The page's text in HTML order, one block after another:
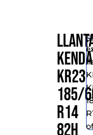
KENDA
KR23
185/
R14
82H
•